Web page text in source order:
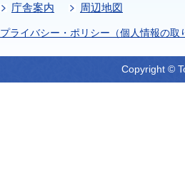
庁舎案内
周辺地図
プライバシー・ポリシー（個人情報の取
Copyright ©